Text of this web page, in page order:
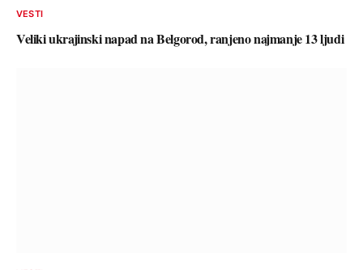
VESTI
Veliki ukrajinski napad na Belgorod, ranjeno najmanje 13 ljudi